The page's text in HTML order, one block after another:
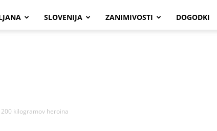
SLOVENIJA ZANIMIVOSTI DOGODKI
kilogramov heroina